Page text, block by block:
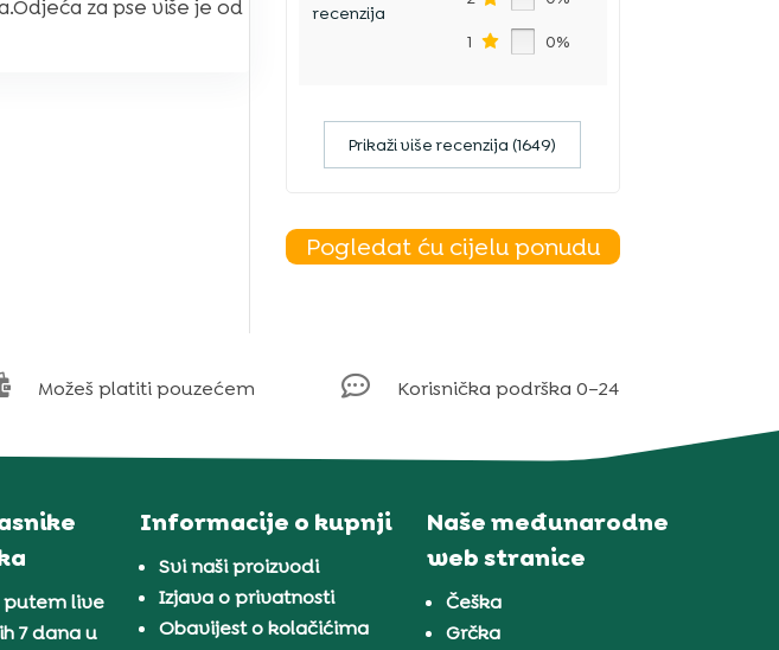
za pse više je od
recenzija
1 0%
Prikaži više recenzija (1649)
Pogledat ću cijelu ponudu
Možeš platiti pouzećem  Korisnička podrška 0–24
putem live
7 dana u
Informacije o kupnji
Svi naši proizvodi
Izjava o privatnosti
Obavijest o kolačićima
Naše međunarodne
web stranice
Češka
Grčka